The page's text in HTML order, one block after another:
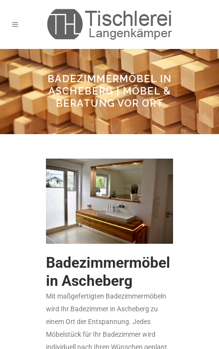
BADEZIMMERMÖBEL IN
ASCHEBERG | MÖBEL &
BERATUNG VOR ORT
Badezimmermöbel
in Ascheberg
Mit maßgefertigten Badezimmermöbeln
wird Ihr Badezimmer in Ascheberg zu
einem Ort der Entspannung. Jedes
Möbelstück für Ihr Badezimmer wird
individuell nach Ihren Wünschen geplant